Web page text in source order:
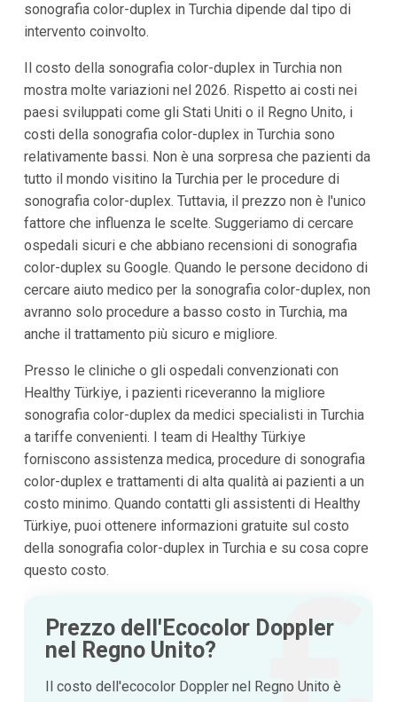
sonografia color-duplex in Turchia dipende dal tipo di
intervento coinvolto.
Il costo della sonografia color-duplex in Turchia non
mostra molte variazioni nel 2026. Rispetto ai costi nei
paesi sviluppati come gli Stati Uniti o il Regno Unito, i
costi della sonografia color-duplex in Turchia sono
relativamente bassi. Non è una sorpresa che pazienti da
tutto il mondo visitino la Turchia per le procedure di
sonografia color-duplex. Tuttavia, il prezzo non è l'unico
fattore che influenza le scelte. Suggeriamo di cercare
ospedali sicuri e che abbiano recensioni di sonografia
color-duplex su Google. Quando le persone decidono di
cercare aiuto medico per la sonografia color-duplex, non
avranno solo procedure a basso costo in Turchia, ma
anche il trattamento più sicuro e migliore.
Presso le cliniche o gli ospedali convenzionati con
Healthy Türkiye, i pazienti riceveranno la migliore
sonografia color-duplex da medici specialisti in Turchia
a tariffe convenienti. I team di Healthy Türkiye
forniscono assistenza medica, procedure di sonografia
color-duplex e trattamenti di alta qualità ai pazienti a un
costo minimo. Quando contatti gli assistenti di Healthy
Türkiye, puoi ottenere informazioni gratuite sul costo
della sonografia color-duplex in Turchia e su cosa copre
questo costo.
Prezzo dell'Ecocolor Doppler
nel Regno Unito?
Il costo dell'ecocolor Doppler nel Regno Unito è